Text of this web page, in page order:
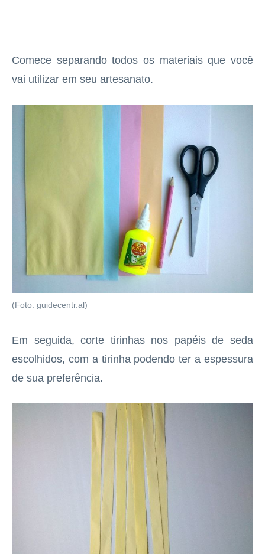
Comece separando todos os materiais que você
vai utilizar em seu artesanato.
(Foto: guidecentr.al)
Em seguida, corte tirinhas nos papéis de seda
escolhidos, com a tirinha podendo ter a espessura
de sua preferência.